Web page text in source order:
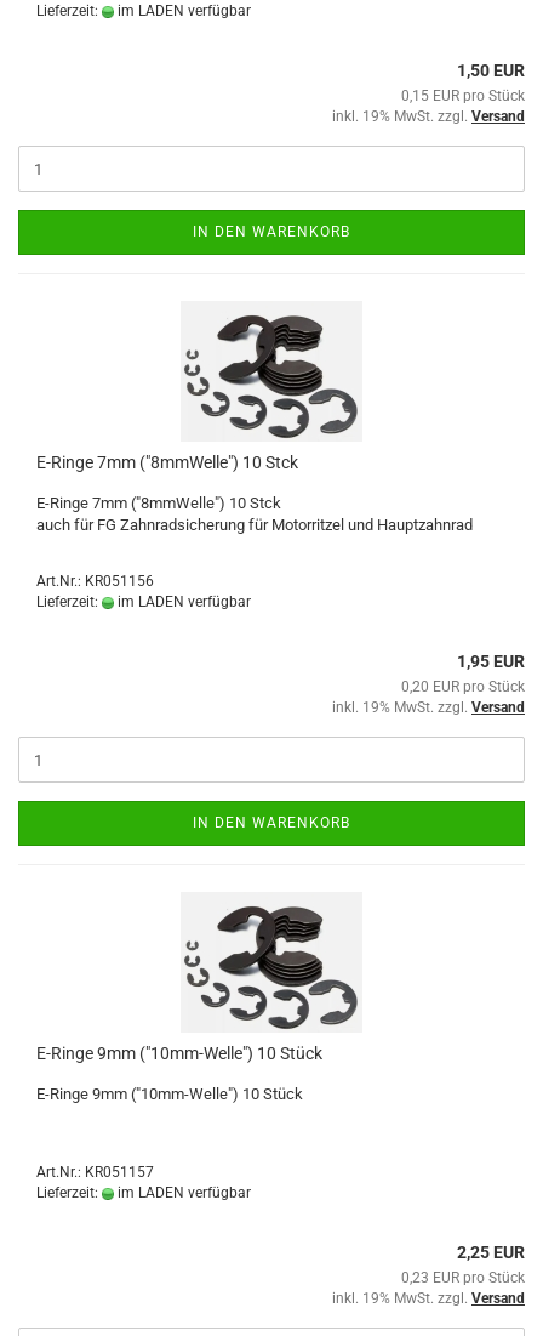
Lieferzeit:
im LADEN verfügbar
1,50 EUR
0,15 EUR pro Stück
inkl. 19% MwSt. zzgl. Versand
IN DEN WARENKORB
E-Ringe 7mm ("8mmWelle") 10 Stck
E-Ringe 7mm ("8mmWelle") 10 Stck
auch für FG Zahnradsicherung für Motorritzel und Hauptzahnrad
Art.Nr.: KR051156
Lieferzeit:
im LADEN verfügbar
1,95 EUR
0,20 EUR pro Stück
inkl. 19% MwSt. zzgl. Versand
IN DEN WARENKORB
E-Ringe 9mm ("10mm-Welle") 10 Stück
E-Ringe 9mm ("10mm-Welle") 10 Stück
Art.Nr.: KR051157
Lieferzeit:
im LADEN verfügbar
2,25 EUR
0,23 EUR pro Stück
inkl. 19% MwSt. zzgl. Versand